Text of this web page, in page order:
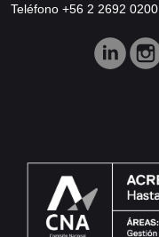
Teléfono +56 2 2692 0200